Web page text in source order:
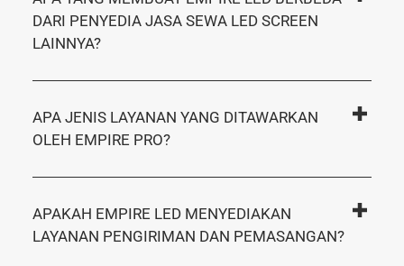
DARI PENYEDIA JASA SEWA LED SCREEN
LAINNYA?
APA JENIS LAYANAN YANG DITAWARKAN
OLEH EMPIRE PRO?
APAKAH EMPIRE LED MENYEDIAKAN
LAYANAN PENGIRIMAN DAN PEMASANGAN?